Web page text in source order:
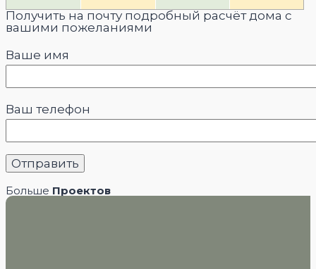
Получить на почту подробный расчёт дома с
вашими пожеланиями
Ваше имя
Ваш телефон
Больше Проектов